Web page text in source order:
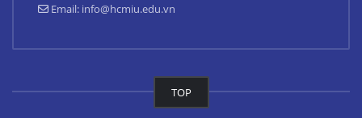
Email: info@hcmiu.edu.vn
TOP